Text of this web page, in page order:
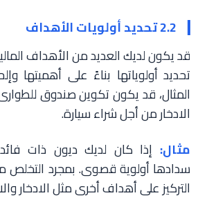
2.2 تحديد أولويات الأهداف
قد يكون لديك العديد من الأهداف
تحديد أولوياتها بناءً على أهميتها
المثال، قد يكون تكوين صندوق
الادخار من أجل شراء سيارة.
مثال: إذا كان لديك ديون ذات
سدادها أولوية قصوى. بمجرد التخلص
التركيز على أهداف أخرى مثل الادخار